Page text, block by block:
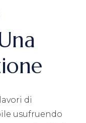
di
usufruendo